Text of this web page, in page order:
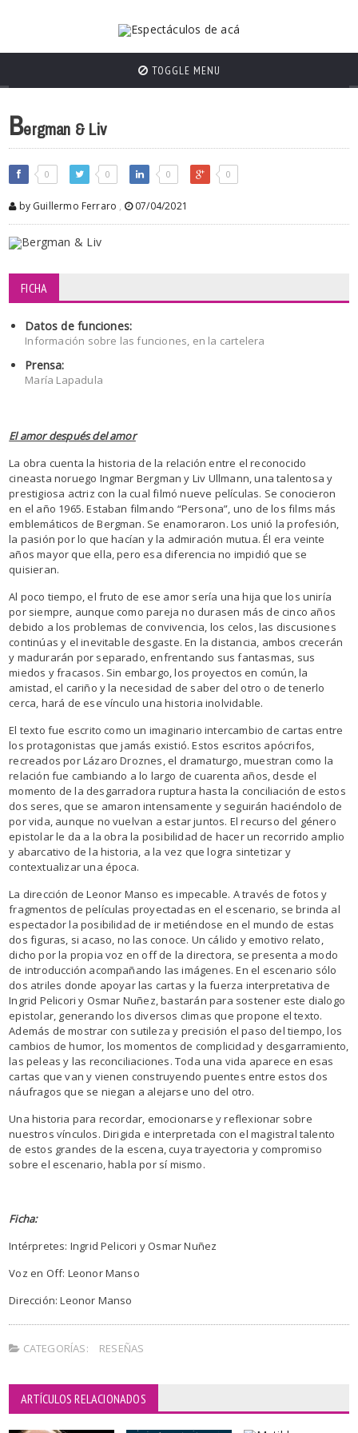
TOGGLE MENU
Bergman & Liv
0 0 0 0
by Guillermo Ferraro , 07/04/2021
FICHA
Datos de funciones:
Información sobre las funciones, en la cartelera
Prensa:
María Lapadula
El amor después del amor
La obra cuenta la historia de la relación entre el reconocido
cineasta noruego Ingmar Bergman y Liv Ullmann, una talentosa y
prestigiosa actriz con la cual filmó nueve películas. Se conocieron
en el año 1965. Estaban filmando “Persona”, uno de los films más
emblemáticos de Bergman. Se enamoraron. Los unió la profesión,
la pasión por lo que hacían y la admiración mutua. Él era veinte
años mayor que ella, pero esa diferencia no impidió que se
quisieran.
Al poco tiempo, el fruto de ese amor sería una hija que los uniría
por siempre, aunque como pareja no durasen más de cinco años
debido a los problemas de convivencia, los celos, las discusiones
continúas y el inevitable desgaste. En la distancia, ambos crecerán
y madurarán por separado, enfrentando sus fantasmas, sus
miedos y fracasos. Sin embargo, los proyectos en común, la
amistad, el cariño y la necesidad de saber del otro o de tenerlo
cerca, hará de ese vínculo una historia inolvidable.
El texto fue escrito como un imaginario intercambio de cartas entre
los protagonistas que jamás existió. Estos escritos apócrifos,
recreados por Lázaro Droznes, el dramaturgo, muestran como la
relación fue cambiando a lo largo de cuarenta años, desde el
momento de la desgarradora ruptura hasta la conciliación de estos
dos seres, que se amaron intensamente y seguirán haciéndolo de
por vida, aunque no vuelvan a estar juntos. El recurso del género
epistolar le da a la obra la posibilidad de hacer un recorrido amplio
y abarcativo de la historia, a la vez que logra sintetizar y
contextualizar una época.
La dirección de Leonor Manso es impecable. A través de fotos y
fragmentos de películas proyectadas en el escenario, se brinda al
espectador la posibilidad de ir metiéndose en el mundo de estas
dos figuras, si acaso, no las conoce. Un cálido y emotivo relato,
dicho por la propia voz en off de la directora, se presenta a modo
de introducción acompañando las imágenes. En el escenario sólo
dos atriles donde apoyar las cartas y la fuerza interpretativa de
Ingrid Pelicori y Osmar Nuñez, bastarán para sostener este dialogo
epistolar, generando los diversos climas que propone el texto.
Además de mostrar con sutileza y precisión el paso del tiempo, los
cambios de humor, los momentos de complicidad y desgarramiento,
las peleas y las reconciliaciones. Toda una vida aparece en esas
cartas que van y vienen construyendo puentes entre estos dos
náufragos que se niegan a alejarse uno del otro.
Una historia para recordar, emocionarse y reflexionar sobre
nuestros vínculos. Dirigida e interpretada con el magistral talento
de estos grandes de la escena, cuya trayectoria y compromiso
sobre el escenario, habla por sí mismo.
Ficha:
Intérpretes: Ingrid Pelicori y Osmar Nuñez
Voz en Off: Leonor Manso
Dirección: Leonor Manso
CATEGORÍAS: RESEÑAS
ARTÍCULOS RELACIONADOS